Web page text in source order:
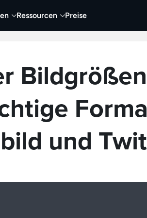
Ressourcen Preise
Video Visueller Content
und